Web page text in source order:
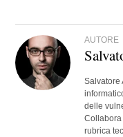
AUTORE
Salvatore
delle
Collabora
rubrica